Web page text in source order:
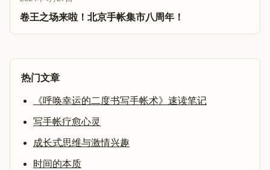
卷王之场来啦！北京手帐集市八周年！
热门文章
《呼唤幸运的二度书写手帐术》速读笔记
写手帐疗愈心灵
成长式思维与激情兴趣
时间的本质